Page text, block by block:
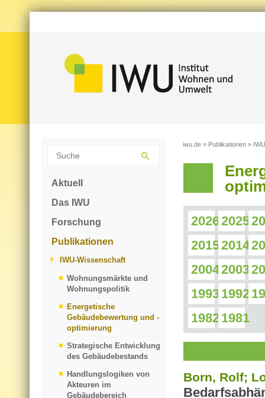
Aktuell
Das IWU
Forschung
Publikationen
IWU-Wissenschaft
Wohnungsmärkte und
Wohnungspolitik
Energetische
Gebäudebewertung und -
optimierung
Strategische Entwicklung
des Gebäudebestands
Handlungslogiken von
Akteuren im
Gebäudebereich
iwu.de » Publikationen »
2026 2025
2015 2014
2004 2003
1993 1992
1982 1981
Born, Rolf;